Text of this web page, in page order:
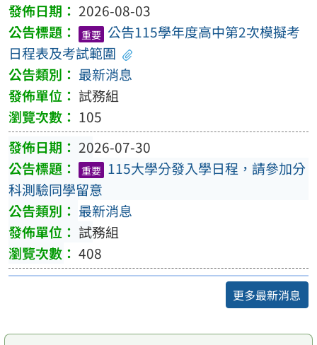
2026-08-03
重要 公告115學年度高中第2次模擬考
日程表及考試範圍
最新消息
試務組
105
2026-07-30
重要 115大學分發入學日程，請參加分
科測驗同學留意
最新消息
試務組
408
更多最新消息